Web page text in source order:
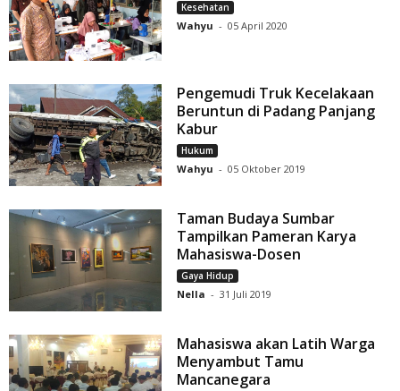
Kesehatan
Wahyu - 05 April 2020
Pengemudi Truk Kecelakaan
Beruntun di Padang Panjang
Kabur
Hukum
Wahyu - 05 Oktober 2019
Taman Budaya Sumbar
Tampilkan Pameran Karya
Mahasiswa-Dosen
Gaya Hidup
Nella - 31 Juli 2019
Mahasiswa akan Latih Warga
Menyambut Tamu
Mancanegara